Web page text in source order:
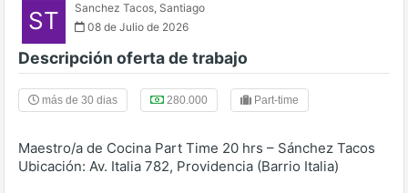
ST Sanchez Tacos, Santiago
08 de Julio de 2026
Descripción oferta de trabajo
más de 30 dias 280.000 Part-time
Maestro/a de Cocina Part Time 20 hrs – Sánchez Tacos
Ubicación: Av. Italia 782, Providencia (Barrio Italia)